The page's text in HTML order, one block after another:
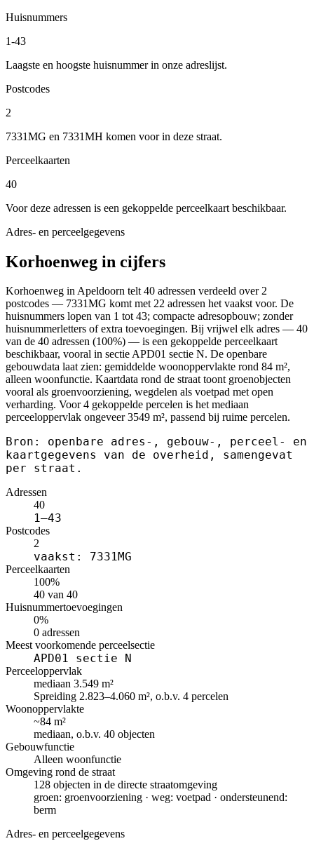
Huisnummers
1-43
Laagste en hoogste huisnummer in onze adreslijst.
Postcodes
2
7331MG en 7331MH komen voor in deze straat.
Perceelkaarten
40
Voor deze adressen is een gekoppelde perceelkaart beschikbaar.
Adres- en perceelgegevens
Korhoenweg in cijfers
Korhoenweg in Apeldoorn telt 40 adressen verdeeld over 2
postcodes — 7331MG komt met 22 adressen het vaakst voor. De
huisnummers lopen van 1 tot 43; compacte adresopbouw; zonder
huisnummerletters of extra toevoegingen. Bij vrijwel elk adres — 40
van de 40 adressen (100%) — is een gekoppelde perceelkaart
beschikbaar, vooral in sectie APD01 sectie N. De openbare
gebouwdata laat zien: gemiddelde woonoppervlakte rond 84 m²,
alleen woonfunctie. Kaartdata rond de straat toont groenobjecten
vooral als groenvoorziening, wegdelen als voetpad met open
verharding. Voor 4 gekoppelde percelen is het mediaan
perceeloppervlak ongeveer 3549 m², passend bij ruime percelen.
Bron: openbare adres-, gebouw-, perceel- en
kaartgegevens van de overheid, samengevat
per straat.
Adressen
40
1–43
Postcodes
2
vaakst: 7331MG
Perceelkaarten
100%
40 van 40
Huisnummertoevoegingen
0%
0 adressen
Meest voorkomende perceelsectie
APD01 sectie N
Perceeloppervlak
mediaan 3.549 m²
Spreiding 2.823–4.060 m², o.b.v. 4 percelen
Woonoppervlakte
~84 m²
mediaan, o.b.v. 40 objecten
Gebouwfunctie
Alleen woonfunctie
Omgeving rond de straat
128 objecten in de directe straatomgeving
groen: groenvoorziening · weg: voetpad · ondersteunend:
berm
Adres- en perceelgegevens